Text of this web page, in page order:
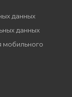
данных
данных
мобильного